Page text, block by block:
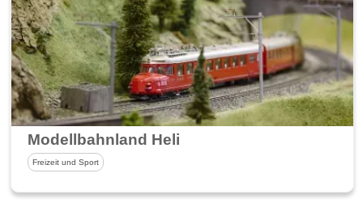
Modellbahnland Heli
Freizeit und Sport